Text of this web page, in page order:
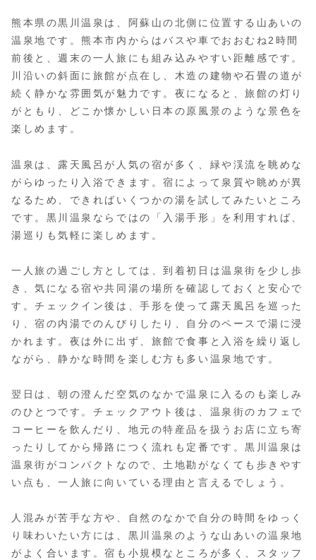
熊本県の黒川温泉は、阿蘇山の北側に位置する山あいの
温泉地です。熊本市内からはバスや車でおおむね2時間
前後と、週末の一人旅にも組み込みやすい距離感です。
川沿いの斜面に旅館が点在し、木造の建物や石畳の道が
続く静かな雰囲気が魅力です。夜になると、旅館の灯り
がともり、どこか懐かしい日本の原風景のような景色を
楽しめます。
温泉は、露天風呂が人気の宿が多く、緑や渓流を眺めな
がらゆったり入浴できます。宿によって泉質や眺めが異
なるため、できればいくつかの湯を試してみたいところ
です。黒川温泉ならではの「入湯手形」を利用すれば、
湯巡りも気軽に楽しめます。
一人旅の過ごし方としては、到着初日は温泉街を少し歩
き、気になる宿や共同湯の場所を確認しておくと安心で
す。チェックイン後は、手形を使って露天風呂を巡った
り、宿の内湯でのんびりしたり、自分のペースで湯に浸
かれます。夜は外に出ず、旅館で食事と入浴を繰り返し
ながら、静かな時間を楽しむ方も多い温泉地です。
翌日は、朝の澄んだ空気のなかで温泉に入るのも楽しみ
のひとつです。チェックアウト後は、温泉街のカフェで
コーヒーを飲んだり、地元の特産品を扱うお店に立ち寄
ったりしてから帰路につく流れも定番です。黒川温泉は
温泉街がコンパクトなので、土地勘がなくても歩きやす
い点も、一人旅に向いている理由と言えるでしょう。
人混みが苦手な方や、自然のなかで自分の時間をゆっく
り味わいたい方には、黒川温泉のような山あいの温泉地
がよく合います。宿も小規模なところが多く、スタッフ